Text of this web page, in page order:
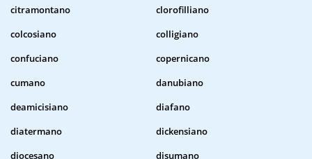
citramontano
clorofilliano
colcosiano
colligiano
confuciano
copernicano
cumano
danubiano
deamicisiano
diafano
diatermano
dickensiano
diocesano
disumano